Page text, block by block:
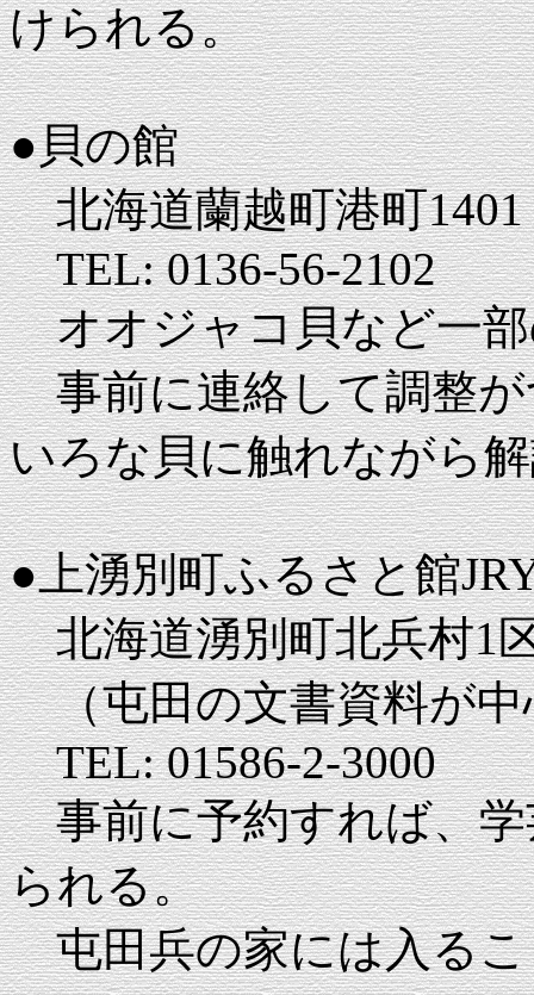
けられる。
●貝の館
北海道蘭越町港町1401
TEL: 0136-56-2102
オオジャコ貝など一部
事前に連絡して調整が
いろな貝に触れながら
●上湧別町ふるさと館
北海道湧別町北兵村1
（屯田の文書資料が中
TEL: 01586-2-3000
事前に予約すれば、学
られる。
屯田兵の家には入るこ